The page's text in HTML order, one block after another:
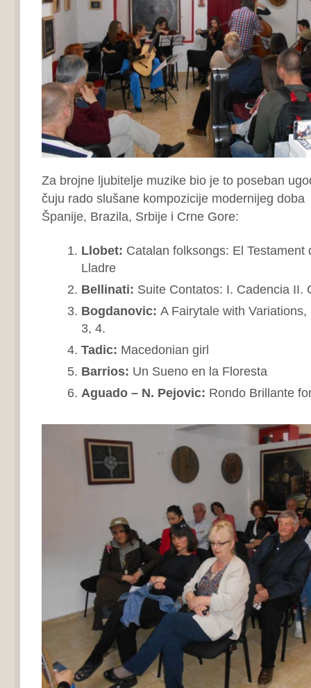
Za brojne ljubitelje muzike bio je to poseban
čuju rado slušane kompozicije modernijeg
Španije, Brazila, Srbije i Crne Gore:
Llobet: Catalan folksongs: El Testament
Lladre
Bellinati: Suite Contatos: I. Cadencia II.
Bogdanovic: A Fairytale with
3, 4.
Tadic: Macedonian girl
Barrios: Un Sueno en la Floresta
Aguado – N. Pejovic: Rondo Brillante